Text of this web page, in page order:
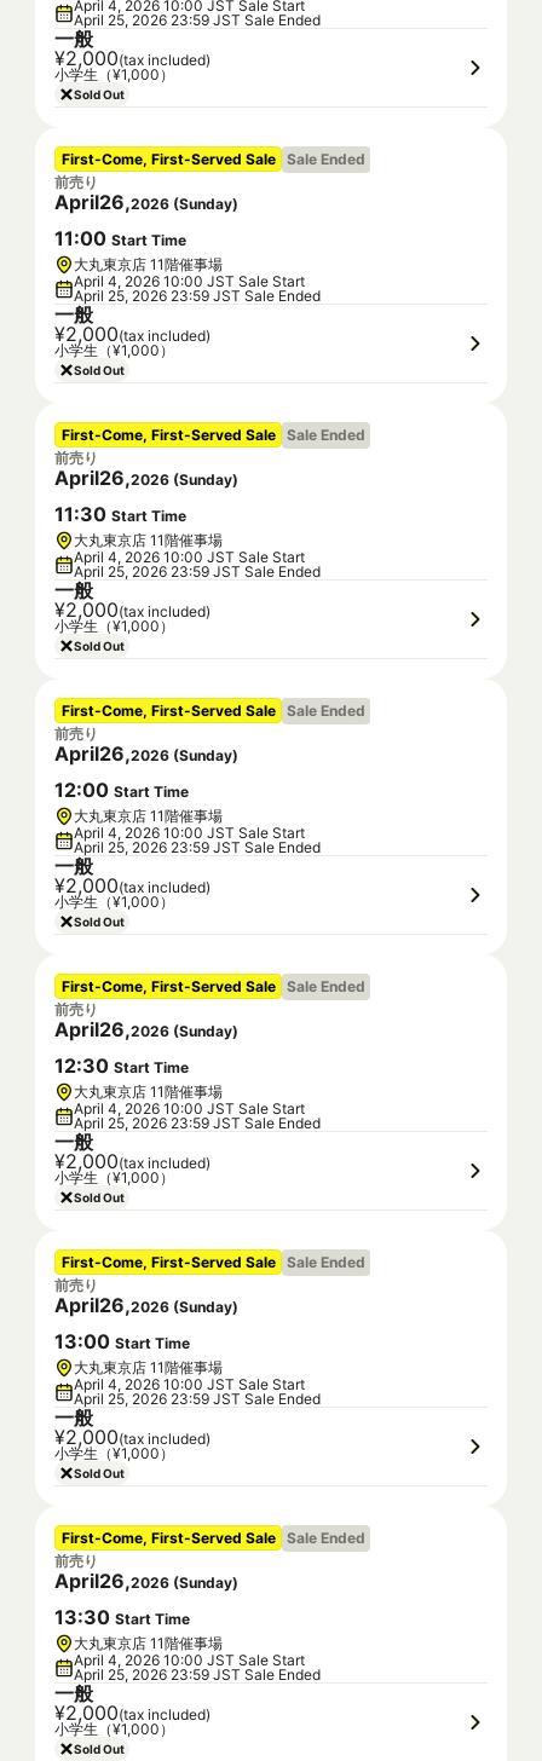
April 4, 2026 10:00 JST Sale Start
April 25, 2026 23:59 JST Sale Ended
一般
¥2,000(tax included)
小学生（¥1,000）
Sold Out
First-Come, First-Served Sale Sale Ended
前売り
April26,2026 (Sunday)
11:00 Start Time
大丸東京店 11階催事場
April 4, 2026 10:00 JST Sale Start
April 25, 2026 23:59 JST Sale Ended
一般
¥2,000(tax included)
小学生（¥1,000）
Sold Out
First-Come, First-Served Sale Sale Ended
前売り
April26,2026 (Sunday)
11:30 Start Time
大丸東京店 11階催事場
April 4, 2026 10:00 JST Sale Start
April 25, 2026 23:59 JST Sale Ended
一般
¥2,000(tax included)
小学生（¥1,000）
Sold Out
First-Come, First-Served Sale Sale Ended
前売り
April26,2026 (Sunday)
12:00 Start Time
大丸東京店 11階催事場
April 4, 2026 10:00 JST Sale Start
April 25, 2026 23:59 JST Sale Ended
一般
¥2,000(tax included)
小学生（¥1,000）
Sold Out
First-Come, First-Served Sale Sale Ended
前売り
April26,2026 (Sunday)
12:30 Start Time
大丸東京店 11階催事場
April 4, 2026 10:00 JST Sale Start
April 25, 2026 23:59 JST Sale Ended
一般
¥2,000(tax included)
小学生（¥1,000）
Sold Out
First-Come, First-Served Sale Sale Ended
前売り
April26,2026 (Sunday)
13:00 Start Time
大丸東京店 11階催事場
April 4, 2026 10:00 JST Sale Start
April 25, 2026 23:59 JST Sale Ended
一般
¥2,000(tax included)
小学生（¥1,000）
Sold Out
First-Come, First-Served Sale Sale Ended
前売り
April26,2026 (Sunday)
13:30 Start Time
大丸東京店 11階催事場
April 4, 2026 10:00 JST Sale Start
April 25, 2026 23:59 JST Sale Ended
一般
¥2,000(tax included)
小学生（¥1,000）
Sold Out